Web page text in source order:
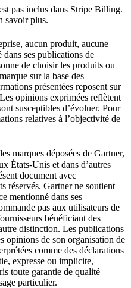
pas inclus dans Stripe Billing.
savoir plus.
aucun produit, aucune
ses publications de
de choisir les produits ou
sur la base des
présentées reposent sur
opinions exprimées reflètent
susceptibles d’évoluer. Pour
relatives à l’objectivité de
marques déposées de Gartner,
États-Unis et dans d’autres
document avec
réservés. Gartner ne soutient
mentionné dans ses
pas aux utilisateurs de
bénéficiant des
distinction. Les publications
opinions de son organisation de
comme des déclarations
expresse ou implicite,
toute garantie de qualité
particulier.